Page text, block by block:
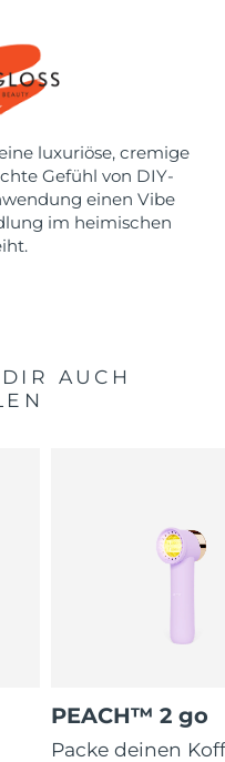
luxuriöse, cremige
Gefühl von DIY-
einen Vibe
im heimischen
AUCH
PEACH™ 2 go
Packe deinen